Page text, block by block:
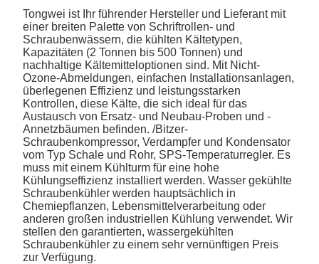
Tongwei ist Ihr führender Hersteller und Lieferant mit
einer breiten Palette von Schriftrollen- und
Schraubenwässern, die kühlten Kältetypen,
Kapazitäten (2 Tonnen bis 500 Tonnen) und
nachhaltige Kältemitteloptionen sind. Mit Nicht-
Ozone-Abmeldungen, einfachen Installationsanlagen,
überlegenen Effizienz und leistungsstarken
Kontrollen, diese Kälte, die sich ideal für das
Austausch von Ersatz- und Neubau-Proben und -
Annetzbäumen befinden. /Bitzer-
Schraubenkompressor, Verdampfer und Kondensator
vom Typ Schale und Rohr, SPS-Temperaturregler. Es
muss mit einem Kühlturm für eine hohe
Kühlungseffizienz installiert werden. Wasser gekühlte
Schraubenkühler werden hauptsächlich in
Chemiepflanzen, Lebensmittelverarbeitung oder
anderen großen industriellen Kühlung verwendet. Wir
stellen den garantierten, wassergekühlten
Schraubenkühler zu einem sehr vernünftigen Preis
zur Verfügung.